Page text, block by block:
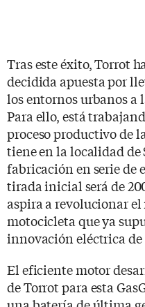
Tras este éxito, Torrot
decidida apuesta por
los entornos urbanos
Para ello, está
proceso productivo de
tiene en la localidad de
fabricación en serie de
tirada inicial será de
aspira a revolucionar
motocicleta que ya
innovación eléctrica
El eficiente motor
de Torrot para esta